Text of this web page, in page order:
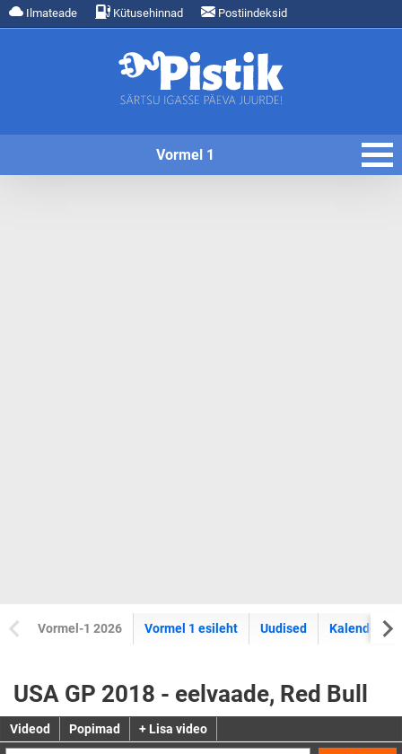
Ilmateade Kütusehinnad Postiindeksid
Vormel 1
Vormel-1 2026 Vormel 1 esileht Uudised Kalender
USA GP 2018 - eelvaade, Red Bull
Videod Popimad + Lisa video